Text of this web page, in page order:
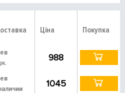
Ціна Покупка
988
1045